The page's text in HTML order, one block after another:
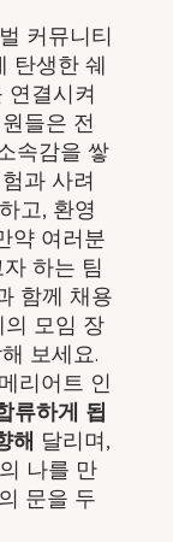
커뮤니티
탄생한 쉐
연결시켜
들은 전
속감을 쌓
과 사려
고, 환영
약 여러분
하는 팀
함께 채용
의 모임 장
보세요.
리어트 인
류하게 됩
해 달리며,
나를 만
문을 두